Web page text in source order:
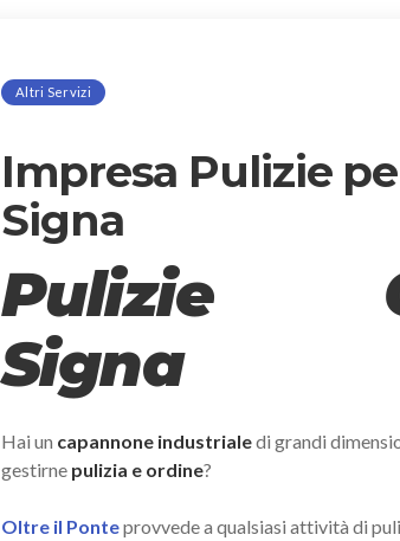
Altri Servizi
Impresa Pulizie
Signa
Pulizie
Signa
Hai un capannone industrialedi grandi
gestirne pulizia e ordine?
Oltre il Ponteprovvede a qualsiasi attività di